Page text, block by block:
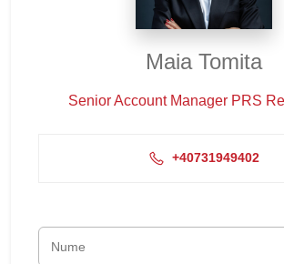
Maia Tomita
Senior Account Manager PRS
+40731949402